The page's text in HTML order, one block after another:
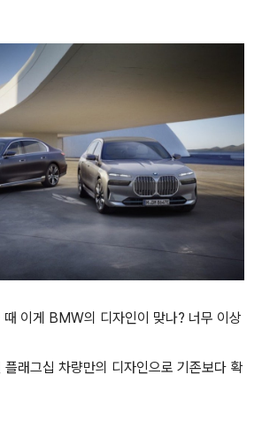
때 이게 BMW의 디자인이 맞나? 너무 이상
래그십 차량만의 디자인으로 기존보다 확